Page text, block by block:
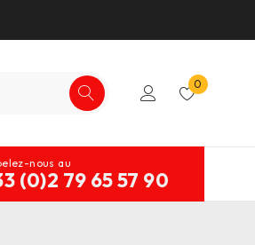
0
nous au
(0)2 79 65 57 90